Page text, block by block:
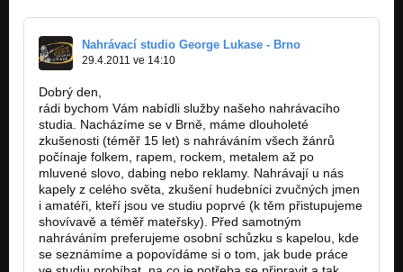
Nahrávací studio George Lukase - Brno
29.4.2011 ve 14:10
Dobrý den,
rádi bychom Vám nabídli služby našeho nahrávacího
studia. Nacházíme se v Brně, máme dlouholeté
zkušenosti (téměř 15 let) s nahráváním všech žánrů
počínaje folkem, rapem, rockem, metalem až po
mluvené slovo, dabing nebo reklamy. Nahrávají u nás
kapely z celého světa, zkušení hudebníci zvučných jmen
i amatéři, kteří jsou ve studiu poprvé (k těm přistupujeme
shovívavě a téměř mateřsky). Před samotným
nahráváním preferujeme osobní schůzku s kapelou, kde
se seznámíme a popovídáme si o tom, jak bude práce